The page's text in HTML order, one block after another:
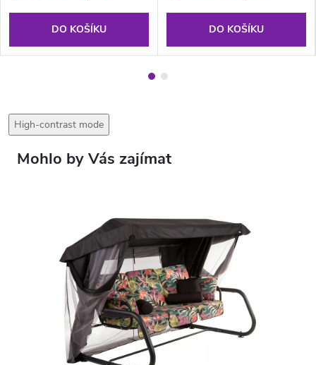
DO KOŠÍKU DO KOŠÍKU
High-contrast mode